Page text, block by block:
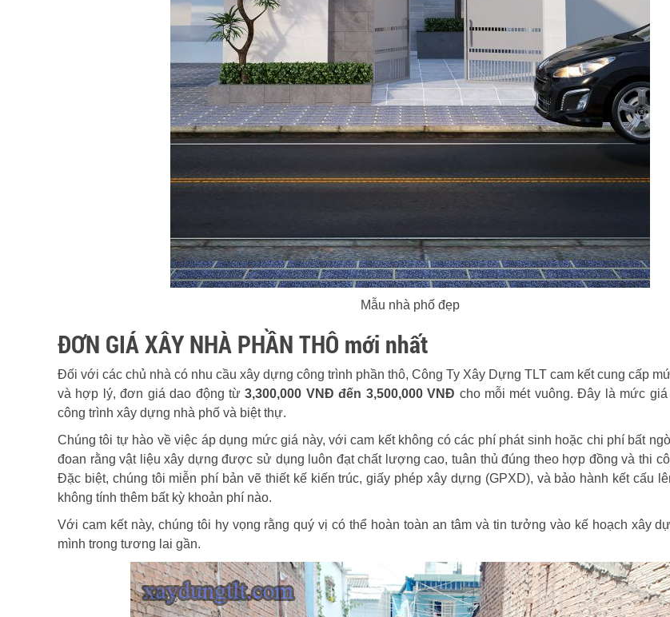
Mẫu nhà phố đẹp
ĐƠN GIÁ XÂY NHÀ PHẦN THÔ mới nhất
Đối với các chủ nhà có nhu cầu xây dựng công trình phần thô, Công Ty Xây Dựng TLT cam kết cung cấp
và hợp lý, đơn giá dao động từ3,300,000 VNĐ đến 3,500,000 VNĐ cho mỗi mét vuông. Đây là mức
công trình xây dựng nhà phố và biệt thự.
Chúng tôi tự hào về việc áp dụng mức giá này, với cam kết không có các phí phát sinh hoặc chi phí bất
đoan rằng vật liệu xây dựng được sử dụng luôn đạt chất lượng cao, tuân thủ đúng theo hợp đồng và thi
Đặc biệt, chúng tôi miễn phí bản vẽ thiết kế kiến trúc, giấy phép xây dựng (GPXD), và bảo hành kết cấu
không tính thêm bất kỳ khoản phí nào.
Với cam kết này, chúng tôi hy vọng rằng quý vị có thể hoàn toàn an tâm và tin tưởng vào kế hoạch xây
mình trong tương lai gần.